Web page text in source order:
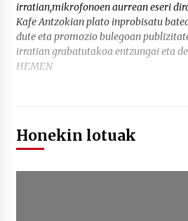
irratian,mikrofonoen aurrean eseri
Kafe Antzokian plato inprobisatu
dute eta promozio bulegoan
irratian grabatutakoa entzungai eta
HEMEN
Honekin lotuak